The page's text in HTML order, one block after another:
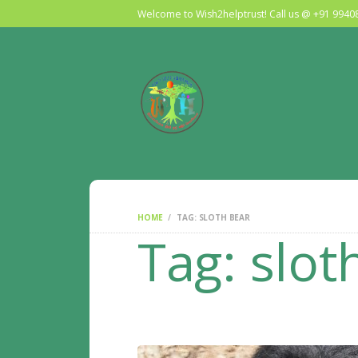
Welcome to Wish2helptrust! Call us @ +91
HOME TAG: SLOTH BEAR
Tag: